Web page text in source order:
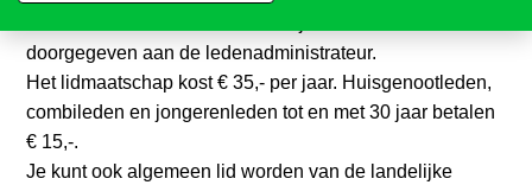
doorgegeven aan de ledenadministrateur.
Het lidmaatschap kost € 35,- per jaar. Huisgenootleden,
combileden en jongerenleden tot en met 30 jaar betalen
€ 15,-.
Je kunt ook algemeen lid worden van de landelijke